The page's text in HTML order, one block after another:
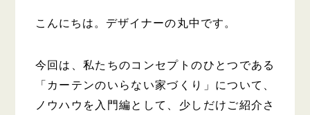
こんにちは。デザイナーの丸中です。
今回は、私たちのコンセプトのひとつである
「カーテンのいらない家づくり」について、
ノウハウを入門編として、少しだけご紹介さ